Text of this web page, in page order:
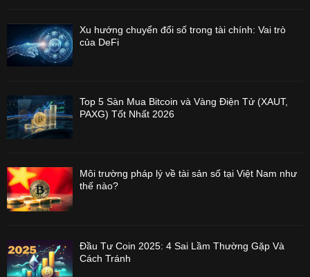
Xu hướng chuyển đổi số trong tài chính: Vai trò
của DeFi
Top 5 Sàn Mua Bitcoin và Vàng Điện Tử (XAUT,
PAXG) Tốt Nhất 2026
Môi trường pháp lý về tài sản số tại Việt Nam như
thế nào?
Đầu Tư Coin 2025: 4 Sai Lầm Thường Gặp Và
Cách Tránh